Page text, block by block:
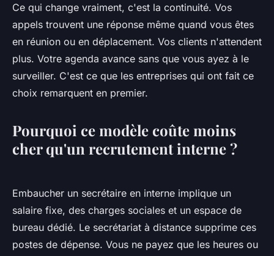
Ce qui change vraiment, c'est la continuité. Vos
appels trouvent une réponse même quand vous êtes
en réunion ou en déplacement. Vos clients n'attendent
plus. Votre agenda avance sans que vous ayez à le
surveiller. C'est ce que les entreprises qui ont fait ce
choix remarquent en premier.
Pourquoi ce modèle coûte moins
cher qu'un recrutement interne ?
Embaucher un secrétaire en interne implique un
salaire fixe, des charges sociales et un espace de
bureau dédié. Le secrétariat à distance supprime ces
postes de dépense. Vous ne payez que les heures ou